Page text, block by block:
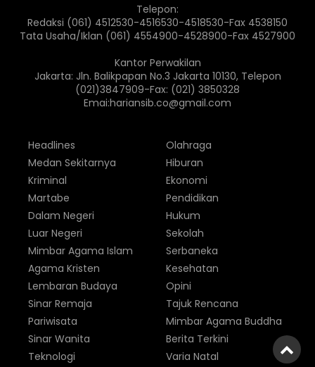
Telepon:
Redaksi (061) 4512530-4516530-4518530-Fax 4538150
Tata Usaha/Iklan (061) 4554900-4528900-Fax 4527900
Kantor Perwakilan
Jakarta: Jln. Balikpapan No.3 Jakarta 10130, Telepon
(021)3847909-Fax: (021) 3850328
Emai:hariansib.co@gmail.com
Headlines
Medan Sekitarnya
Kriminal
Martabe
Dalam Negeri
Luar Negeri
Olahraga
Hiburan
Ekonomi
Pendidikan
Hukum
Sekolah
Mimbar Agama Islam
Agama Kristen
Lembaran Budaya
Sinar Remaja
Pariwisata
Sinar Wanita
Serbaneka
Kesehatan
Opini
Tajuk Rencana
Mimbar Agama Buddha
Berita Terkini
Teknologi
Varia Natal